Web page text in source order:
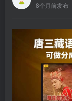
8个月前发布